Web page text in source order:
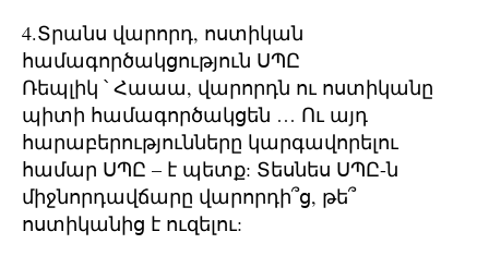
4.Տրանս վարորդ, ոստիկան
համագործակցություն ՍՊԸ
Ռեպլիկ ՝ Հաաա, վարորդն ու ոստիկանը
պիտի համագործակցեն … Ու այդ
հարաբերությունները կարգավորելու
համար ՍՊԸ – է պետք: Տեսնես ՍՊԸ-ն
միջնորդավճարը վարորդի՞ց, թե՞
ոստիկանից է ուզելու: